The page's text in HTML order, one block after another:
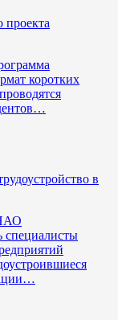
проекта
коротких
в
специалисты